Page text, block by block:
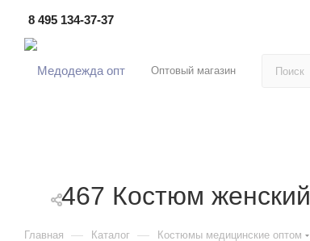
8 495 134-37-37
Оптовый магазин
467 Костюм женский
Главная — Каталог — Костюмы медицинские оптом